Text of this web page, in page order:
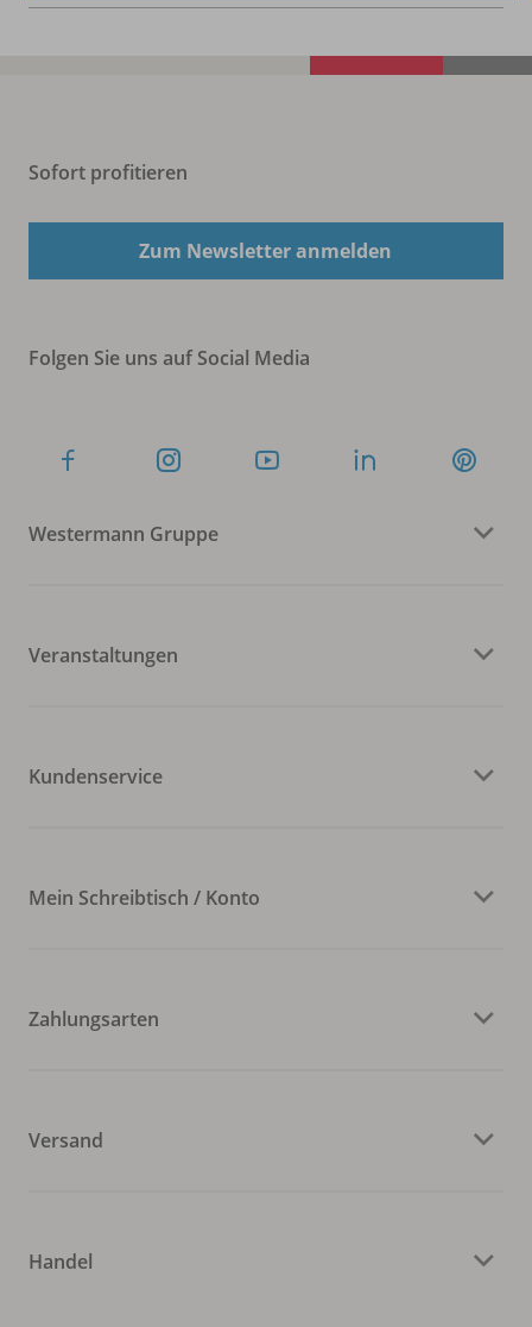
Sofort profitieren
Zum Newsletter anmelden
Folgen Sie uns auf Social Media
Westermann Gruppe
Veranstaltungen
Kundenservice
Mein Schreibtisch / Konto
Zahlungsarten
Versand
Handel